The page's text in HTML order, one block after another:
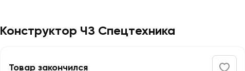
Конструктор ЧЗ Спецтехника
Товар закончился